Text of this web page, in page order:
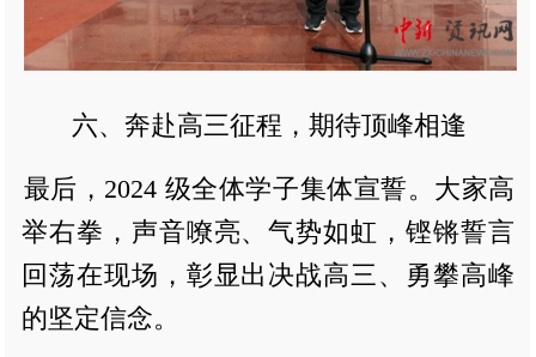
六、奔赴高三征程，期待顶峰相逢
最后，2024 级全体学子集体宣誓。大家高
举右拳，声音嘹亮、气势如虹，铿锵誓言
回荡在现场，彰显出决战高三、勇攀高峰
的坚定信念。